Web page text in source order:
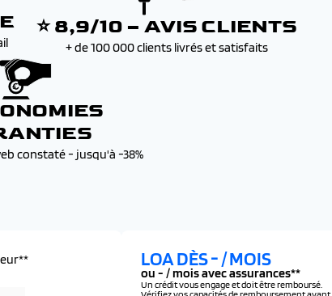
⭐ 8,9/10 – AVIS CLIENTS
+ de 100 000 clients livrés et satisfaits
constaté - jusqu'à -38%
LOA DÈS-/ MOIS
ou- / mois avec assurances**
Un crédit vous engage et doit être remboursé.